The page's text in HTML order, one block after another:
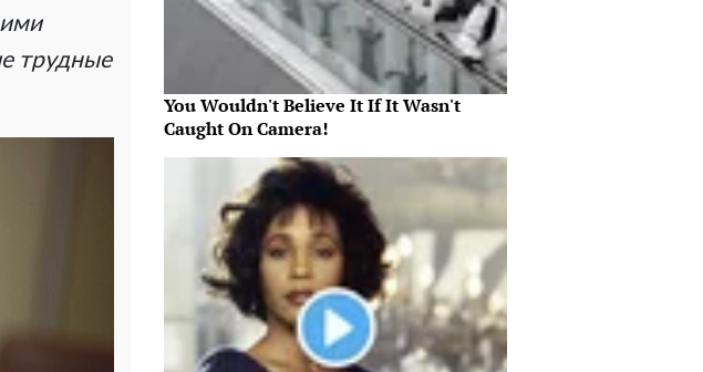
трудные
You Wouldn't Believe It If It Wasn't
Caught On Camera!